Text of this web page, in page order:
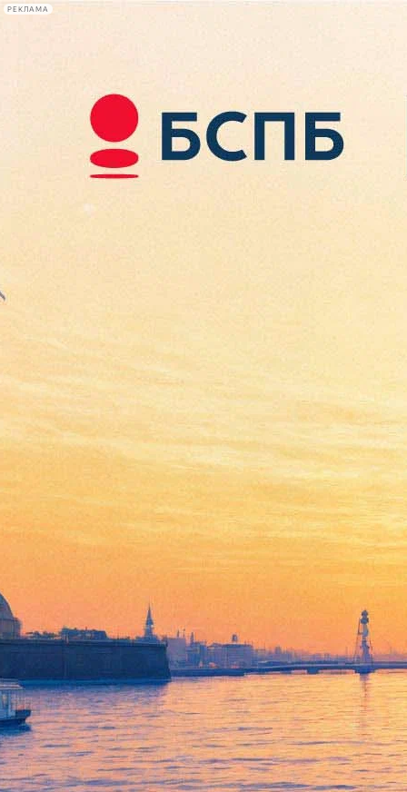
РЕКЛАМА
Сегодня:
2026.08.10
08:50
Афиша Plus
«Бирмингемский орнамент»
сложится в Университете